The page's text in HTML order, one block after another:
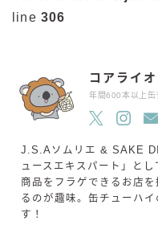
line 306
コアライオ
年間600本以上缶
J.S.Aソムリエ & SAKE
ュースエキスパート」と
商品をフラゲできるお店
るのが趣味。缶チューハ
す！